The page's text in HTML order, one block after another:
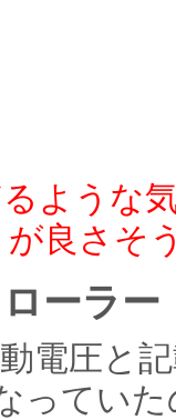
ような
良さそ
ーラー
電圧と
ってい